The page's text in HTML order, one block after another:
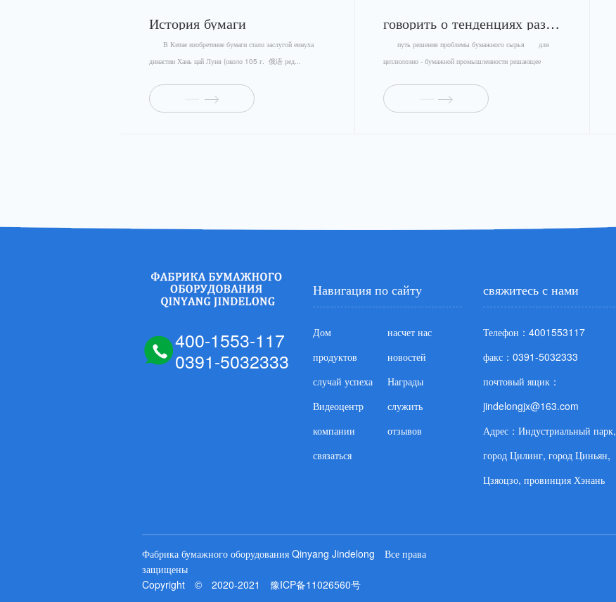
История бумаги
В Китае изобретение бумаги стало заслугой евнуха
династии Хань цай Луня (около 105 г. 俄语 ред...
говорить о тенденциях развития бумажной техники
путь решения проблемы бумажного сырья для
целлюлозно - бумажной промышленности решающее
400-1553-117
0391-5032333
Навигация по сайту
Дом
насчет нас
продуктов
новостей
случай успеха
Награды
Видеоцентр
служить
компании
отзывов
связаться
свяжитесь с нами
Телефон：4001553117
факс：0391-5032333
почтовый ящик：
jindelongjx@163.com
Адрес：Индустриальный парк,
город Цилинг, город Циньян,
Цзяоцзо, провинция Хэнань
Фабрика бумажного оборудования Qinyang Jindelong Все права
защищены
Copyright
© 2020-2021 豫ICP备11026560号